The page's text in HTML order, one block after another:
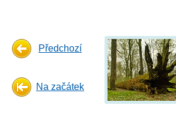
Předchozí
Na začátek